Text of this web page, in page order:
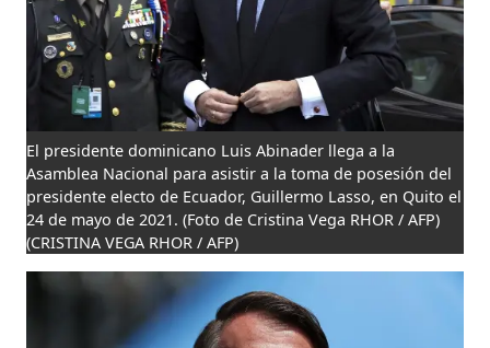
El presidente dominicano Luis Abinader llega a la
Asamblea Nacional para asistir a la toma de posesión del
presidente electo de Ecuador, Guillermo Lasso, en Quito el
24 de mayo de 2021. (Foto de Cristina Vega RHOR / AFP)
(CRISTINA VEGA RHOR / AFP)